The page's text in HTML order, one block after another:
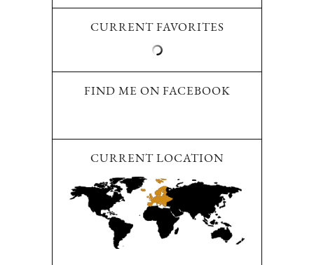
CURRENT FAVORITES
FIND ME ON FACEBOOK
CURRENT LOCATION